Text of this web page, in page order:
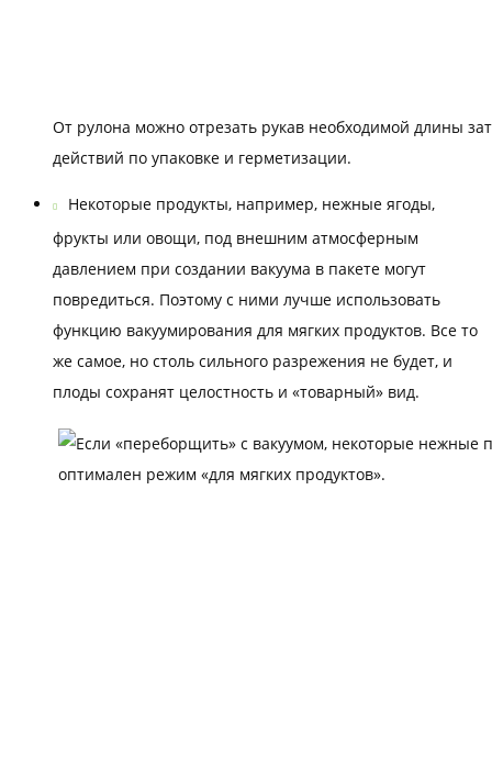
От рулона можно отрезать рукав необходимой длины
действий по упаковке и герметизации.
Некоторые продукты, например, нежные ягоды,
фрукты или овощи, под внешним атмосферным
давлением при создании вакуума в пакете могут
повредиться. Поэтому с ними лучше использовать
функцию вакуумирования для мягких продуктов. Все то
же самое, но столь сильного разрежения не будет, и
плоды сохранят целостность и «товарный» вид.